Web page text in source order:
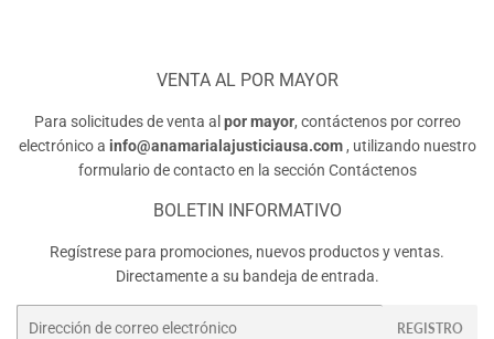
VENTA AL POR MAYOR
Para solicitudes de venta al por mayor, contáctenos por correo
electrónico a info@anamarialajusticiausa.com, utilizando nuestro
formulario de contacto en la sección Contáctenos
BOLETIN INFORMATIVO
Regístrese para promociones, nuevos productos y ventas.
Directamente a su bandeja de entrada.
Correo
REGISTRO